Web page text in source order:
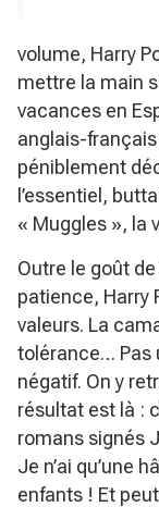
volume, Harry
mettre la main
vacances en
anglais-français
péniblement
l’essentiel,
« Muggles », la
Outre le goût
patience, Harry
valeurs. La
tolérance… Pas
négatif. On y
résultat est là :
romans signés
Je n’ai qu’une
enfants ! Et